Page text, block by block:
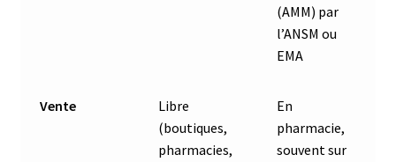
(AMM) par
l’ANSM ou
EMA
Vente
Libre
(boutiques,
pharmacies,
En
pharmacie,
souvent sur